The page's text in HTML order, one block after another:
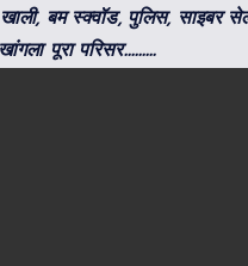
खाली, बम स्क्वॉड, पुलिस, साइबर
पूरा परिसर………